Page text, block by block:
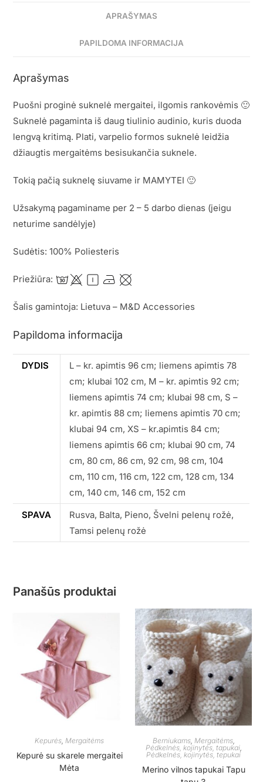
APRAŠYMAS
PAPILDOMA INFORMACIJA
Aprašymas
Puošni proginė suknelė mergaitei, ilgomis rankovėmis 🙂
Suknelė pagaminta iš daug tiulinio audinio, kuris duoda
lengvą kritimą. Plati, varpelio formos suknelė leidžia
džiaugtis mergaitėms besisukančia suknele.
Tokią pačią suknelę siuvame ir MAMYTEI 🙂
Užsakymą pagaminame per 2 – 5 darbo dienas (jeigu
neturime sandėlyje)
Sudėtis: 100% Poliesteris
Priežiūra:
Šalis gamintoja: Lietuva – M&D Accessories
Papildoma informacija
DYDIS
L – kr. apimtis 96 cm; liemens apimtis 78
cm; klubai 102 cm, M – kr. apimtis 92 cm;
liemens apimtis 74 cm; klubai 98 cm, S –
kr. apimtis 88 cm; liemens apimtis 70 cm;
klubai 94 cm, XS – kr.apimtis 84 cm;
liemens apimtis 66 cm; klubai 90 cm, 74
cm, 80 cm, 86 cm, 92 cm, 98 cm, 104
cm, 110 cm, 116 cm, 122 cm, 128 cm, 134
cm, 140 cm, 146 cm, 152 cm
SPAVA
Rusva, Balta, Pieno, Švelni pelenų rožė,
Tamsi pelenų rožė
Panašūs produktai
Kepurės,Mergaitėms
Kepurė su skarele mergaitei
Mėta
Berniukams, Mergaitėms,
Pėdkelnės, kojinytės, tapukai,
Pėdkelnės, kojinytės, tepukai
Merino vilnos tapukai Tapu